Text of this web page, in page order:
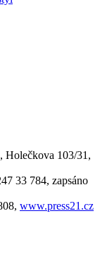
Holečkova 103/31,
33 784, zapsáno
www.press21.cz